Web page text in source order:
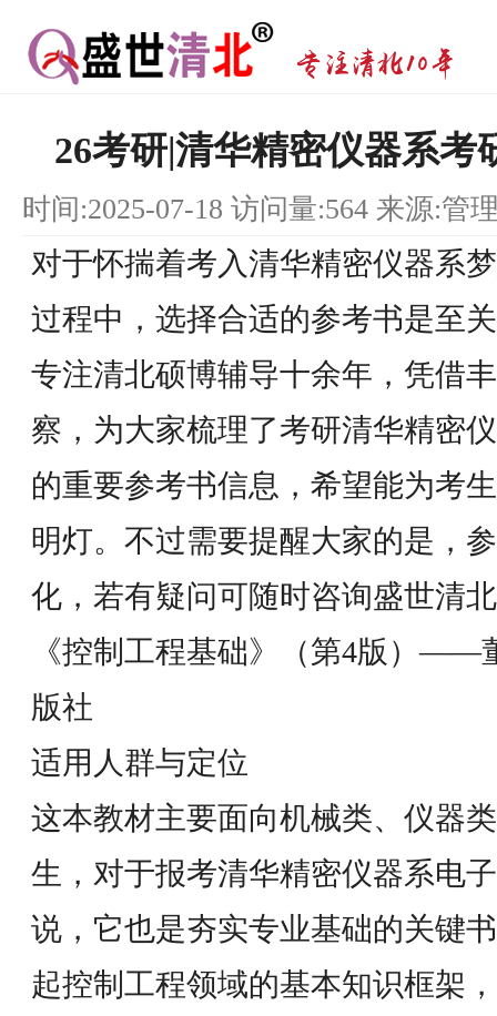
26考研|清华精密仪器系考
时间:2025-07-18 访问量:564 来源:管
对于怀揣着考入清华精密仪器系
过程中，选择合适的参考书是至
专注清北硕博辅导十余年，凭借
察，为大家梳理了考研清华精密
的重要参考书信息，希望能为考
明灯。不过需要提醒大家的是，
化，若有疑问可随时咨询盛世清
《控制工程基础》（第4版）——
版社
适用人群与定位
这本教材主要面向机械类、仪器
生，对于报考清华精密仪器系电
说，它也是夯实专业基础的关键
起控制工程领域的基本知识框架